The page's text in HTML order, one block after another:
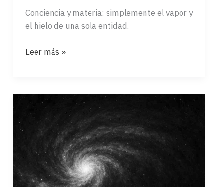
Conciencia y materia: simplemente el vapor y
el hielo de una sola entidad.
CONCIENCIA
UNA
RELACIÓN
BIDIRECCIONAL
Leer más »